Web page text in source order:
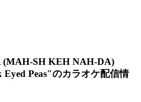
SH KEH NAH-DA)
Peas"のカラオケ配信情